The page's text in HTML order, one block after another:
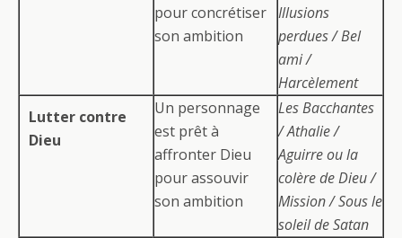
pour concrétiser
son ambition
Illusions
perdues / Bel
ami /
Harcèlement
Lutter contre
Dieu
Un personnage
est prêt à
affronter Dieu
pour assouvir
son ambition
Les Bacchantes
/ Athalie /
Aguirre ou la
colère de Dieu /
Mission / Sous le
soleil de Satan